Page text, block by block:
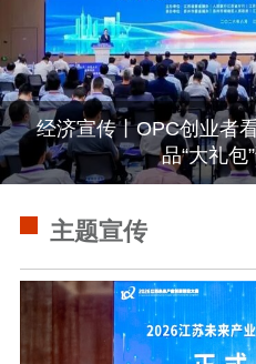
江苏
公示
通知公告 信息公
信息公开年度报
理论
经济宣传丨OPC创业者
品“大礼包
主题宣传